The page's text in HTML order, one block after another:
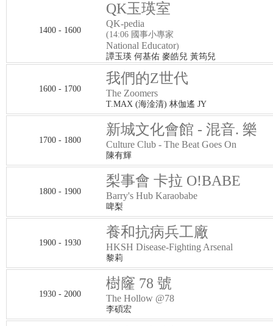
1400 - 1600
QK玉瑛室
QK-pedia
(14:06 國事小專家
National Educator)
譚玉瑛 何基佑 麥皓兒 黃筠兒
1600 - 1700
我們的Z世代
The Zoomers
T.MAX (海淦清) 林伽遙 JY
1700 - 1800
新城文化會館 - 混音. 樂
Culture Club - The Beat Goes On
陳有輝
1800 - 1900
梨事會 卡拉 O!BABE
Barry's Hub Karaobabe
啤梨
1900 - 1930
養和抗病兵工廠
HKSH Disease-Fighting Arsenal
黎莉
1930 - 2000
樹窿 78 號
The Hollow @78
李碩宏